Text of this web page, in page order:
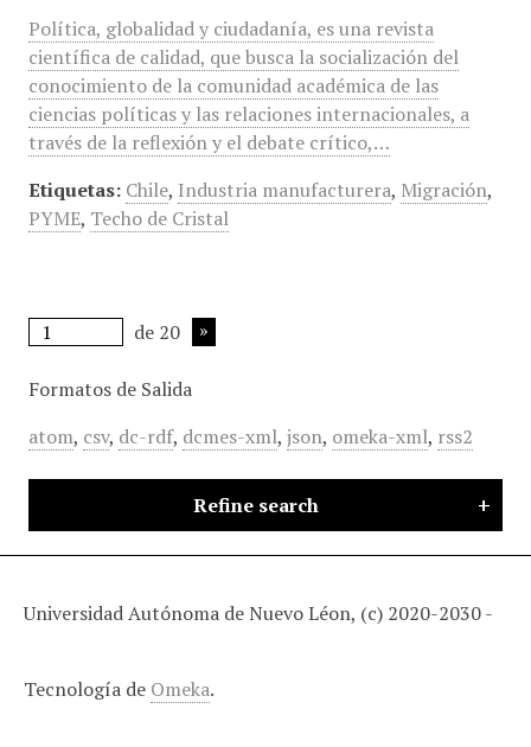
Política, globalidad y ciudadanía, es una revista
científica de calidad, que busca la socialización del
conocimiento de la comunidad académica de las
ciencias políticas y las relaciones internacionales, a
través de la reflexión y el debate crítico,…
Etiquetas: Chile, Industria manufacturera, Migración,
PYME, Techo de Cristal
de 20
Formatos de Salida
atom, csv, dc-rdf, dcmes-xml, json, omeka-xml, rss2
Refine search
Universidad Autónoma de Nuevo Léon, (c) 2020-2030 -
Tecnología de Omeka.